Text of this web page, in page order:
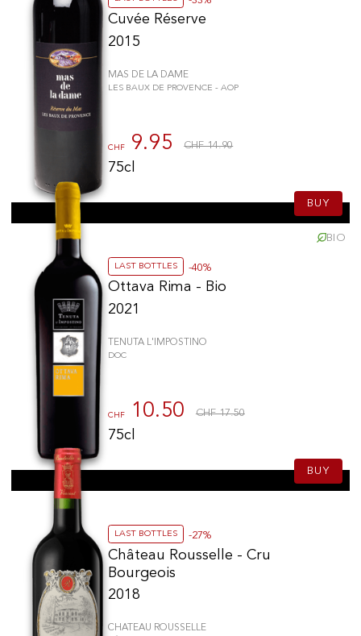
Cuvée Réserve
2015
MAS DE LA DAME
LES BAUX DE PROVENCE - AOP
CHF 9.95 CHF 14.90
75cl
BUY
LAST BOTTLES -40%
Ottava Rima - Bio
2021
TENUTA L'IMPOSTINO
DOC
CHF 10.50 CHF 17.50
75cl
BUY
BIO
LAST BOTTLES -27%
Château Rousselle - Cru
Bourgeois
2018
CHATEAU ROUSSELLE